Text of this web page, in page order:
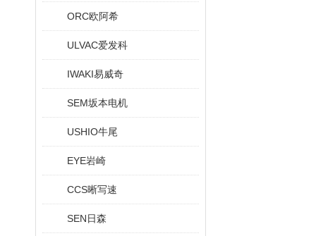
ORC欧阿希
ULVAC爱发科
IWAKI易威奇
SEM坂本电机
USHIO牛尾
EYE岩崎
CCS晰写速
SEN日森